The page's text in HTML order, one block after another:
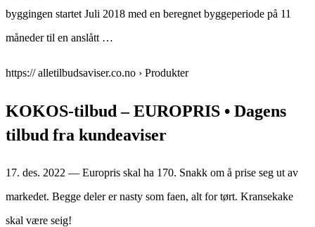
byggingen startet Juli 2018 med en beregnet byggeperiode på 11
måneder til en anslått …
https:// alletilbudsaviser.co.no › Produkter
KOKOS-tilbud – EUROPRIS • Dagens
tilbud fra kundeaviser
17. des. 2022 — Europris skal ha 170. Snakk om å prise seg ut av
markedet. Begge deler er nasty som faen, alt for tørt. Kransekake
skal være seig!